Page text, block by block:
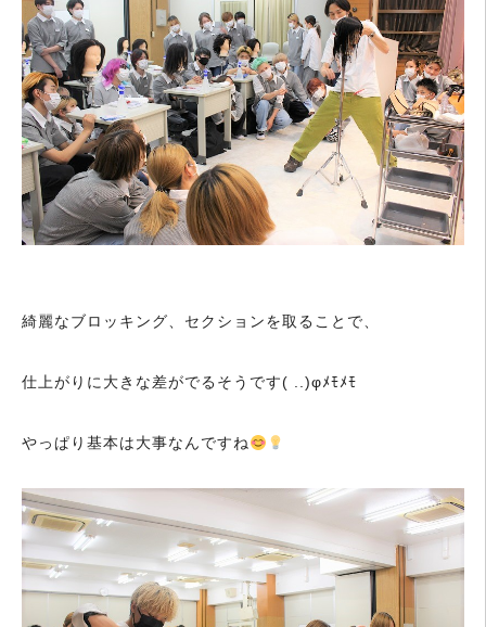
綺麗なブロッキング、セクションを取ることで、
仕上がりに大きな差がでるそうです( ..)φﾒﾓﾒﾓ
やっぱり基本は大事なんですね